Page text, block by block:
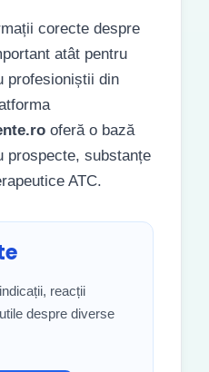
corecte despre
atât pentru
profesioniștii din
oferă o bază
prospecte, substanțe
ATC.
reacții
despre diverse